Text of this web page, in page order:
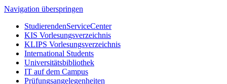
Navigation überspringen
StudierendenServiceCenter
KIS Vorlesungsverzeichnis
KLIPS Vorlesungsverzeichnis
International Students
Universitätsbibliothek
IT auf dem Campus
Prüfungsangelegenheiten